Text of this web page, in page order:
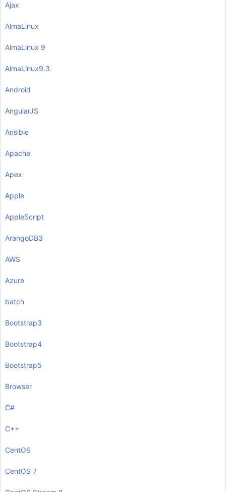
Ajax
AlmaLinux
AlmaLinux 9
AlmaLinux9.3
Android
AngularJS
Ansible
Apache
Apex
Apple
AppleScript
ArangoDB3
AWS
Azure
batch
Bootstrap3
Bootstrap4
Bootstrap5
Browser
C#
C++
CentOS
CentOS 7